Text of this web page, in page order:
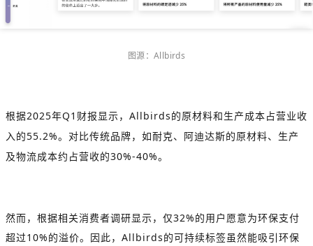
图源： Allbirds
根据2025年Q1 财报显示， Allbirds的原材料和生产成本占营业收
入的55.2%。对比传统品牌，如耐克、阿迪达斯的原材料、生产
及物流成本约占营收的30%-40%。
然而，根据相关消费者调研显示，仅32%的用户愿意为环保支付
超过10%的溢价。因此， Allbirds的可持续标签虽然能吸引环保